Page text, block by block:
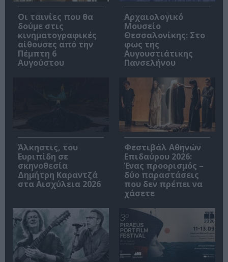
Οι ταινίες που θα
δούμε στις
κινηματογραφικές
αίθουσες από την
Πέμπτη 6
Αυγούστου
Αρχαιολογικό
Μουσείο
Θεσσαλονίκης: Στο
φως της
Αυγουστιάτικης
Πανσελήνου
Άλκηστις, του
Ευριπίδη σε
σκηνοθεσία
Δημήτρη Καραντζά
στα Αισχύλεια 2026
Φεστιβάλ Αθηνών
Επιδαύρου 2026:
Ένας προορισμός –
δύο παραστάσεις
που δεν πρέπει να
χάσετε